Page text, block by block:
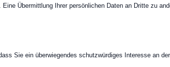
Übermittlung Ihrer persönlichen Daten an Dritte zu
Sie ein überwiegendes schutzwürdiges Interesse an